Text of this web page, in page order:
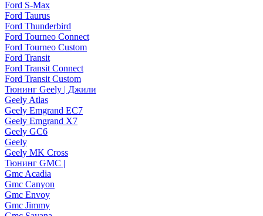
Ford S-Max
Ford Taurus
Ford Thunderbird
Ford Tourneo Connect
Ford Tourneo Custom
Ford Transit
Ford Transit Connect
Ford Transit Custom
Тюнинг Geely | Джили
Geely Atlas
Geely Emgrand EC7
Geely Emgrand X7
Geely GC6
Geely
Geely MK Cross
Тюнинг GMC |
Gmc Acadia
Gmc Canyon
Gmc Envoy
Gmc Jimmy